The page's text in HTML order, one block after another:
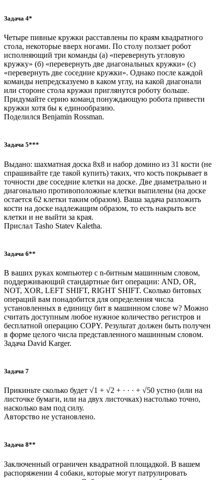
Задача 4*
Четыре пивные кружки расставлены по краям квадратного
стола, некоторые вверх ногами. По столу ползает робот
исполняющий три команды (а) «перевернуть угловую
кружку» (б) «перевернуть две диагональных кружки» (с)
«перевернуть две соседние кружки». Однако после каждой
команды непредсказуемо в каком углу, на какой диагонали
или стороне стола кружки приглянутся роботу больше.
Придумайте серию команд понуждающую робота привести
кружки хотя бы к единообразию.
Поделился Benjamin Rossman.
Задача 5***
Выдано: шахматная доска 8х8 и набор домино из 31 кости (не
спрашивайте где такой купить) таких, что кость покрывает в
точности две соседние клетки на доске. Две диаметрально и
диагонально противоположные клетки выпилены (на доске
остается 62 клетки таким образом). Ваша задача разложить
кости на доске надлежащим образом, то есть накрыть все
клетки и не выйти за края.
Прислал Tasho Statev Kaletha.
Задача 6**
В ваших руках компьютер с n-битным машинным словом,
поддерживающий стандартные бит операции: AND, OR,
NOT, XOR, LEFT SHIFT, RIGHT SHIFT. Сколько битовых
операций вам понадобится для определения числа
установленных в единицу бит в машинном слове w? Можно
считать доступным любое нужное количество регистров и
бесплатной операцию COPY. Результат должен быть получен
в форме целого числа представленного машинным словом.
Задача David Karger.
Задача 7
Прикиньте сколько будет √1 + √2 + · · · + √50 устно (или на
листочке бумаги, или на двух листочках) настолько точно,
насколько вам под силу.
Авторство не установлено.
Задача 8**
Заключенный ограничен квадратной площадкой. В вашем
распоряжении 4 собаки, которые могут патрулировать